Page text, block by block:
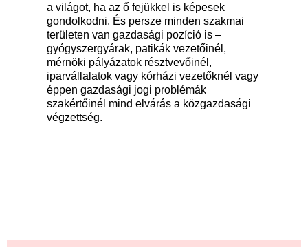
a világot, ha az ő fejükkel is képesek
gondolkodni. És persze minden szakmai
területen van gazdasági pozíció is –
gyógyszergyárak, patikák vezetőinél,
mérnöki pályázatok résztvevőinél,
iparvállalatok vagy kórházi vezetőknél vagy
éppen gazdasági jogi problémák
szakértőinél mind elvárás a közgazdasági
végzettség.